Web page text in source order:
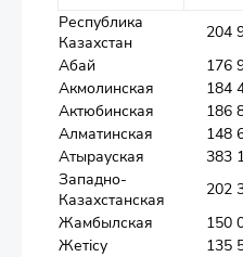
Республика
Казахстан
204
Абай
176
Акмолинская
184
Актюбинская
186
Алматинская
148
Атырауская
383
Западно-
Казахстанская
202
Жамбылская
150
Жетісу
135